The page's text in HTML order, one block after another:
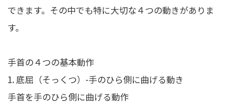
できます。その中でも特に大切な４つの動きがありま
す。
手首の４つの基本動作
1. 底屈（そっくつ）-手のひら側に曲げる動き
手首を手のひら側に曲げる動作